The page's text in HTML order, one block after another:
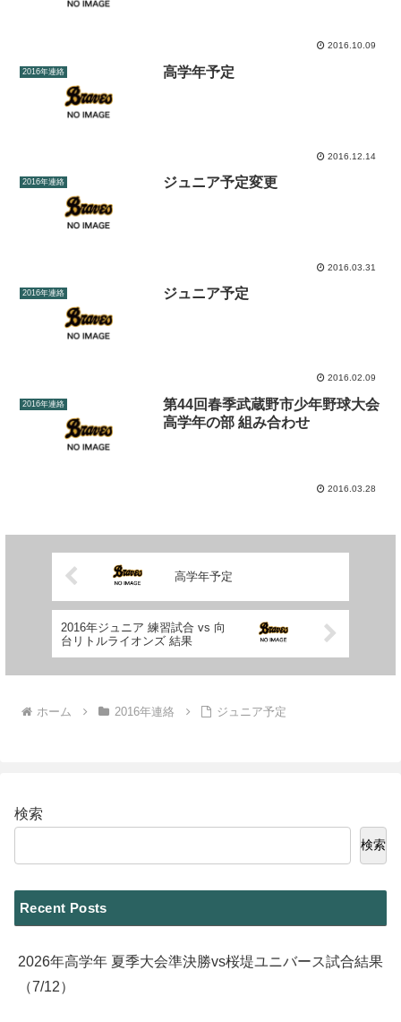
2016.10.09
2016年連絡 高学年予定
2016.12.14
2016年連絡 ジュニア予定変更
2016.03.31
2016年連絡 ジュニア予定
2016.02.09
2016年連絡
第44回春季武蔵野市少年野球大会
高学年の部 組み合わせ
2016.03.28
高学年予定
2016年ジュニア 練習試合 vs 向
台リトルライオンズ 結果
ホーム 2016年連絡 ジュニア予定
検索
検索
Recent Posts
2026年高学年 夏季大会準決勝vs桜堤ユニバース試合結果
（7/12）